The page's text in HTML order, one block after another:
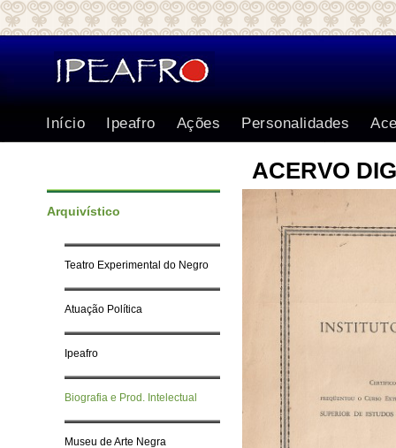
Início Ipeafro Ações Personalidades
ACERVO
Arquivístico
Teatro Experimental do Negro
Atuação Política
Ipeafro
Biografia e Prod. Intelectual
Museu de Arte Negra